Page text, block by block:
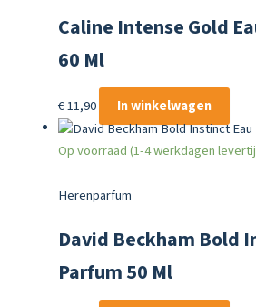
Caline Intense Gold
60 Ml
€11,90 In winkelwagen
Op voorraad (1-4 werkdagen
Herenparfum
David Beckham Bold
Parfum 50 Ml